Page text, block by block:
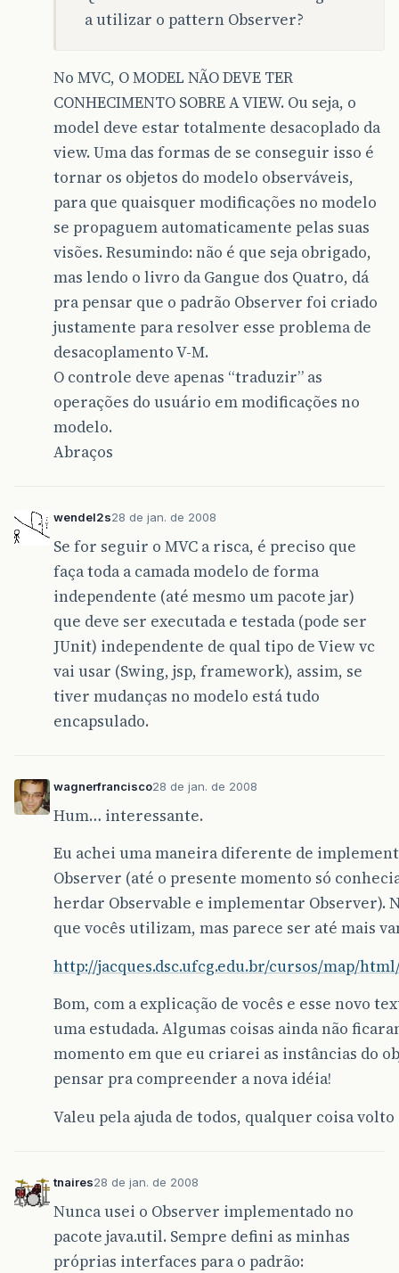
a utilizar o pattern Observer?
No MVC, O MODEL NÃO DEVE TER
CONHECIMENTO SOBRE A VIEW. Ou seja, o
model deve estar totalmente desacoplado da
view. Uma das formas de se conseguir isso é
tornar os objetos do modelo observáveis,
para que quaisquer modificações no modelo
se propaguem automaticamente pelas suas
visões. Resumindo: não é que seja obrigado,
mas lendo o livro da Gangue dos Quatro, dá
pra pensar que o padrão Observer foi criado
justamente para resolver esse problema de
desacoplamento V-M.
O controle deve apenas “traduzir” as
operações do usuário em modificações no
modelo.
Abraços
wendel2s28 de jan. de 2008
Se for seguir o MVC a risca, é preciso que
faça toda a camada modelo de forma
independente (até mesmo um pacote jar)
que deve ser executada e testada (pode ser
JUnit) independente de qual tipo de View vc
vai usar (Swing, jsp, framework), assim, se
tiver mudanças no modelo está tudo
encapsulado.
wagnerfrancisco28 de jan. de 2008
Hum… interessante.
Eu achei uma maneira diferente de
Observer (até o presente momento só
herdar Observable e implementar Observer).
que vocês utilizam, mas parece ser até mais
http://jacques.dsc.ufcg.edu.br/cursos/map/
Bom, com a explicação de vocês e esse novo
uma estudada. Algumas coisas ainda não
momento em que eu criarei as instâncias do
pensar pra compreender a nova idéia!
Valeu pela ajuda de todos, qualquer coisa volto
tnaires28 de jan. de 2008
Nunca usei o Observer implementado no
pacote java.util. Sempre defini as minhas
próprias interfaces para o padrão: